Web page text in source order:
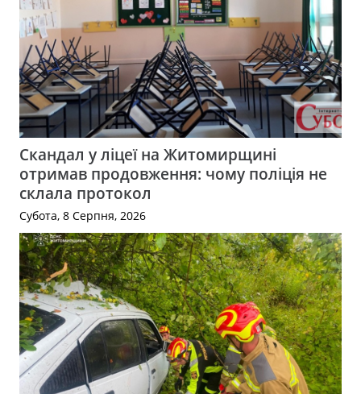
Скандал у ліцеї на Житомирщині
отримав продовження: чому поліція не
склала протокол
Субота, 8 Серпня, 2026